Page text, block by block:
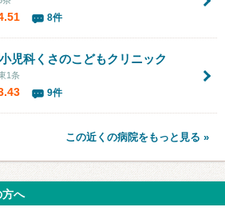
8件
小児科くさのこどもクリニック
1条
9件
この近くの病院をもっと見る »
方へ